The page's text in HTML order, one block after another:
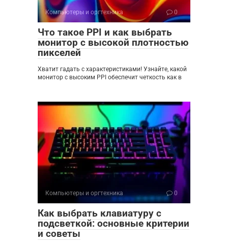
Компьютеры и оргтехника 0
Что такое PPI и как выбрать
монитор с высокой плотностью
пикселей
Хватит гадать с характеристиками! Узнайте, какой
монитор с высоким PPI обеспечит четкость как в
Компьютеры и оргтехника 0
Как выбрать клавиатуру с
подсветкой: основные критерии
и советы